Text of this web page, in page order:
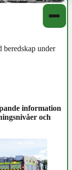
beredskap under
information
och